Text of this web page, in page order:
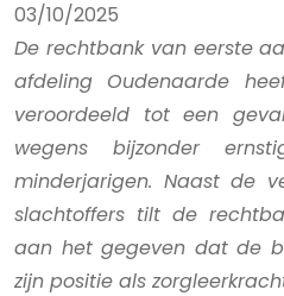
03/10/2025
De rechtbank van eerste
afdeling Oudenaarde
veroordeeld tot een
wegens bijzonder
minderjarigen. Naast de
slachtoffers tilt de
aan het gegeven dat de
zijn positie als